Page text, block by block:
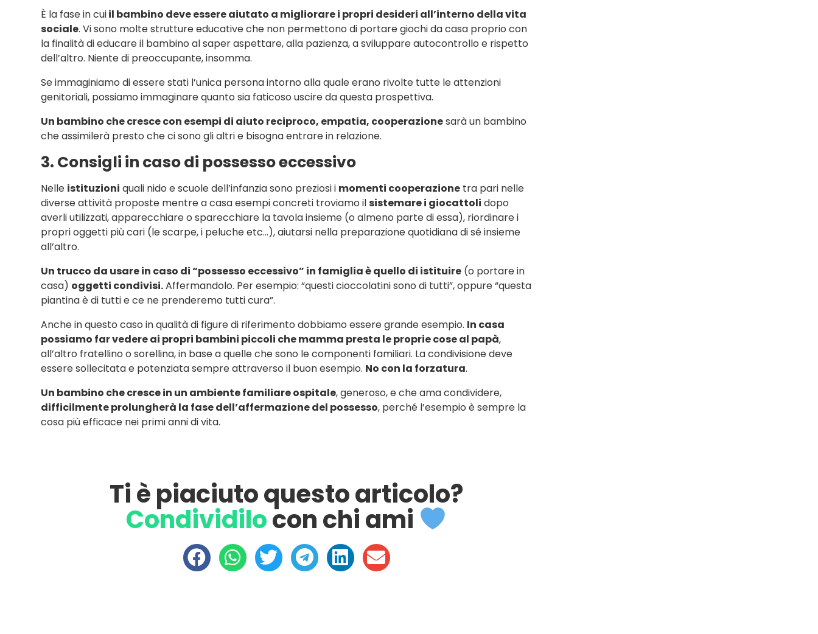
È la fase in cuiil bambino deve essere aiutato a migliorare i propri desideri all’interno della vita
sociale. Vi sono molte strutture educative che non permettono di portare giochi da casa proprio con
la finalità di educare il bambino al saper aspettare, alla pazienza, a sviluppare autocontrollo e rispetto
dell’altro. Niente di preoccupante, insomma.
Se immaginiamo di essere stati l’unica persona intorno alla quale erano rivolte tutte le attenzioni
genitoriali, possiamo immaginare quanto sia faticoso uscire da questa prospettiva.
Un bambino che cresce con esempi di aiuto reciproco, empatia, cooperazionesarà un bambino
che assimilerà presto che ci sono gli altri e bisogna entrare in relazione.
3. Consigli in caso di possesso eccessivo
Nelle istituzioni quali nido e scuole dell’infanzia sono preziosi i momenti cooperazione tra pari nelle
diverse attività proposte mentre a casa esempi concreti troviamo ilsistemare i giocattoli dopo
averli utilizzati, apparecchiare o sparecchiare la tavola insieme (o almeno parte di essa), riordinare i
propri oggetti più cari (le scarpe, i peluche etc…), aiutarsi nella preparazione quotidiana di sé insieme
all’altro.
Un trucco da usare in caso di “possesso eccessivo” in famiglia è quello di istituire (o portare in
casa) oggetti condivisi.Affermandolo. Per esempio: “questi cioccolatini sono di tutti”, oppure “questa
piantina è di tutti e ce ne prenderemo tutti cura”.
Anche in questo caso in qualità di figure di riferimento dobbiamo essere grande esempio. In casa
possiamo far vedere ai propri bambini piccoli che mamma presta le proprie cose al papà,
all’altro fratellino o sorellina, in base a quelle che sono le componenti familiari. La condivisione deve
essere sollecitata e potenziata sempre attraverso il buon esempio. No con la forzatura.
Un bambino che cresce in un ambiente familiare ospitale, generoso, e che ama condividere,
difficilmente prolungherà la fase dell’affermazione del possesso, perché l’esempio è sempre la
cosa più efficace nei primi anni di vita.
Ti è piaciuto questo articolo?
Condividilocon chi ami